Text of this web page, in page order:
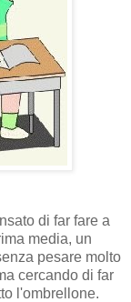
di far fare a
media, un
pesare molto
cercando di far
l'ombrellone.